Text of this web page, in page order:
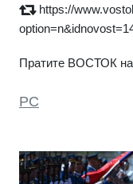
https://
Пратите ВОСТОК
РС